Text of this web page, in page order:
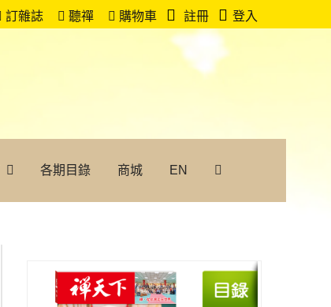
訂雜誌 聽禪 購物車 註冊 登入
各期目錄 商城 EN